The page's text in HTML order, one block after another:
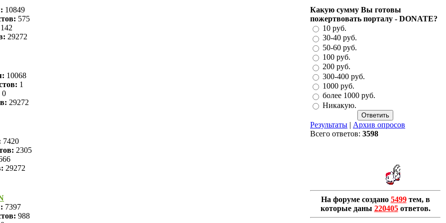
10849
575
29272
10068
1
0
29272
7420
2305
29272
7397
988
Какую сумму Вы готовы
пожертвовать порталу - DONATE?
10 руб.
30-40 руб.
50-60 руб.
100 руб.
200 руб.
300-400 руб.
1000 руб.
более 1000 руб.
Никакую.
Результаты | Архив опросов
Всего ответов: 3598
На форуме создано 5499тем, в
которые даны 220405ответов.